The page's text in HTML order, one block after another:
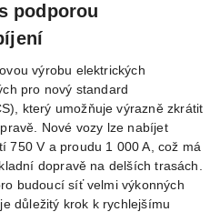
podporou
výrobu elektrických
pro nový standard
který umožňuje výrazně zkrátit
Nové vozy lze nabíjet
750 V a proudu 1 000 A, což má
dopravě na delších trasách.
budoucí síť velmi výkonných
důležitý krok k rychlejšímu